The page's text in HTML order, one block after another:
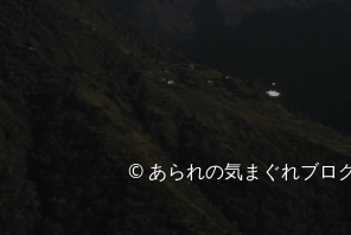
© あられの気まぐれブロ